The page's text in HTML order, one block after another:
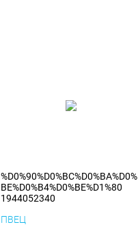
%D0%90%D0%BC%D0%BA%D0%
BE%D0%B4%D0%BE%D1%80
1944052340
ПВЕЦ